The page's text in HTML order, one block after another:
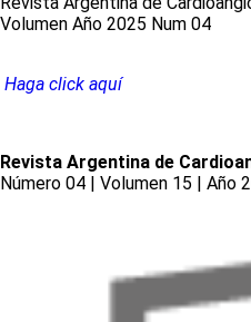
Volumen Año 2025 Num 04
Haga click aquí
Revista Argentina de
Número 04 | Volumen 15 | Año